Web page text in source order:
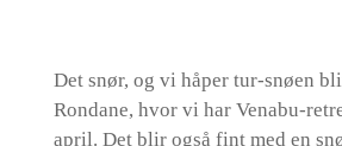
Det snør, og vi håper tur-snøen
Rondane, hvor vi har Venabu-
april. Det blir også fint med en